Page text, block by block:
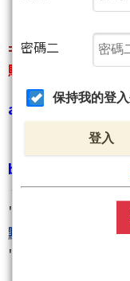
賺不完啊!真的賺
a.繼2025被
2025交易總結
b.進入2026賺的
一月份先拿雙兩
""
元月紅包行情
點以上大單到手紀
""
密碼二
保持我的登入
登入